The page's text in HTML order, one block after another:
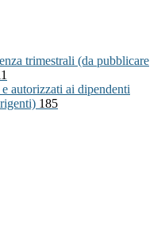
trimestrali (da pubblicare
autorizzati ai dipendenti
185